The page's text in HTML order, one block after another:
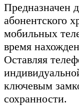
Предназначен
абонентского
мобильных
время
Оставляя
ключевым
сохранности.